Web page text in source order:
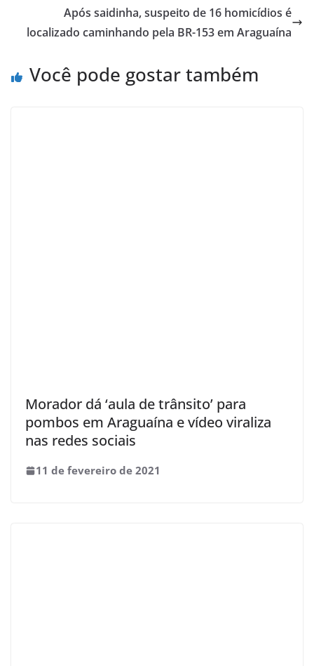
Após saidinha, suspeito de 16 homicídios é
localizado caminhando pela BR-153 em Araguaína
Você pode gostar também
Morador dá ‘aula de trânsito’ para
pombos em Araguaína e vídeo viraliza
nas redes sociais
11 de fevereiro de 2021